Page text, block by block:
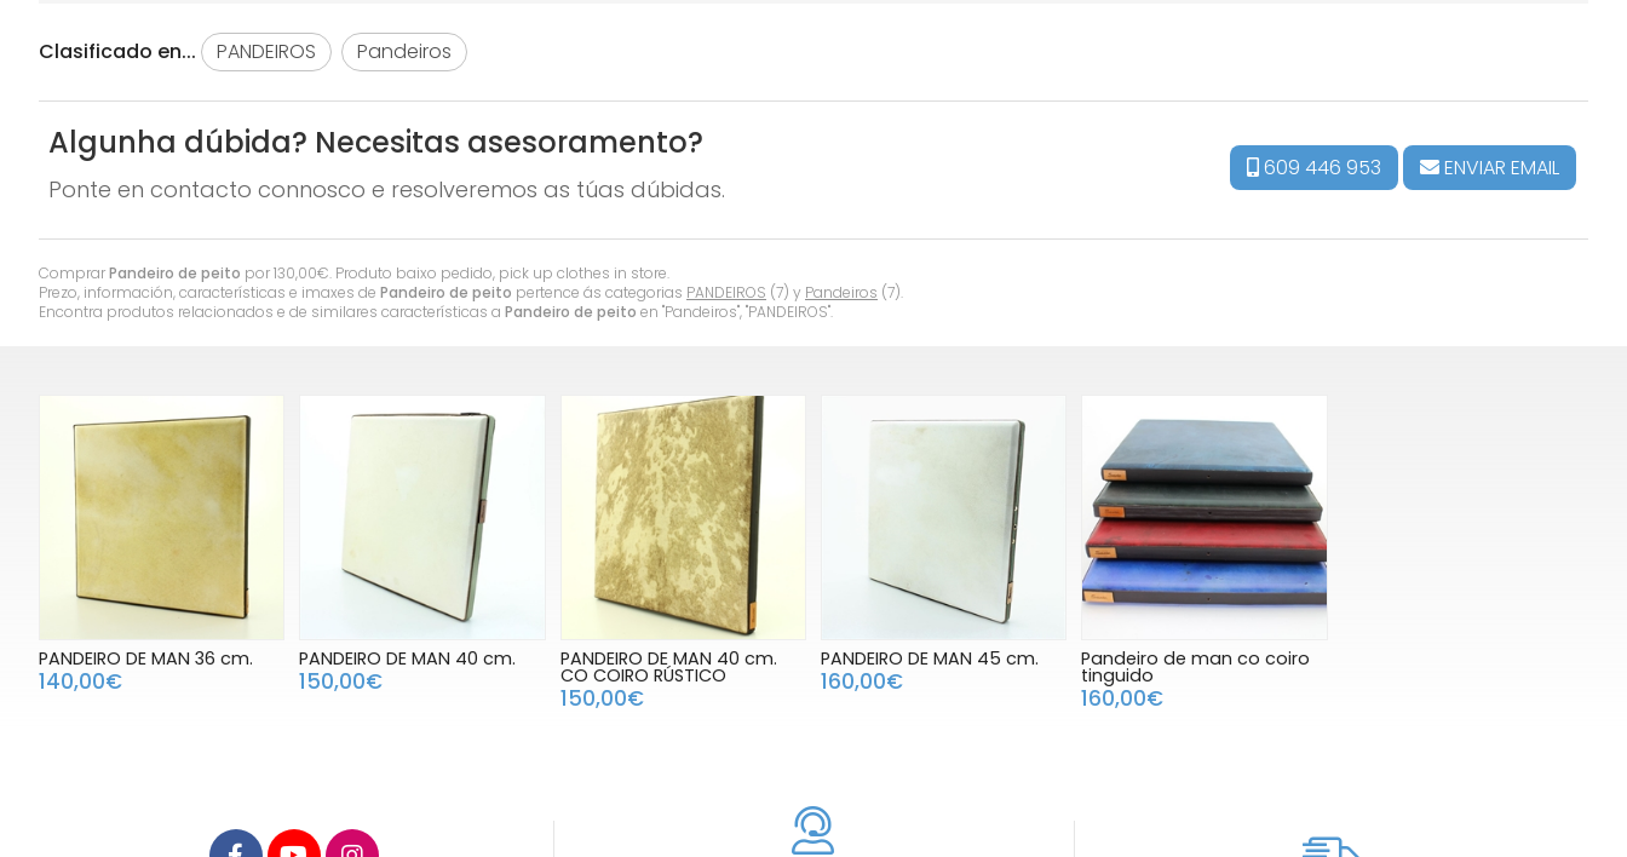
ComprarPandeiro de peito por130,00€. Produto baixo pedido, pick up clothes in store.
Prezo, información, características e imaxes de Pandeiro de peito pertence ás categorias PANDEIROS (7) y Pandeiros (7).
Encontra produtos relacionados e de similares características a Pandeiro de peito en "Pandeiros", "PANDEIROS".
Clasificado en... PANDEIROS Pandeiros
Algunha dúbida? Necesitas asesoramento?
Ponte en contacto connosco e resolveremos as túas dúbidas.
609 446 953 ENVIAR EMAIL
PANDEIRO DE MAN 36 cm.
140,00€
PANDEIRO DE MAN 40 cm.
150,00€
PANDEIRO DE MAN 40 cm.
CO COIRO RÚSTICO
150,00€
PANDEIRO DE MAN 45 cm.
160,00€
Pandeiro de man co coiro
tinguido
160,00€